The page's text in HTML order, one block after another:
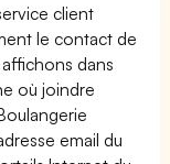
client
le contact de
dans
où joindre
email du